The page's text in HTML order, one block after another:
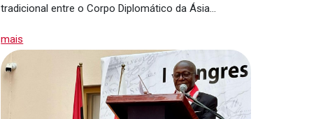
tradicional entre o Corpo Diplomático da Ásia…
mais